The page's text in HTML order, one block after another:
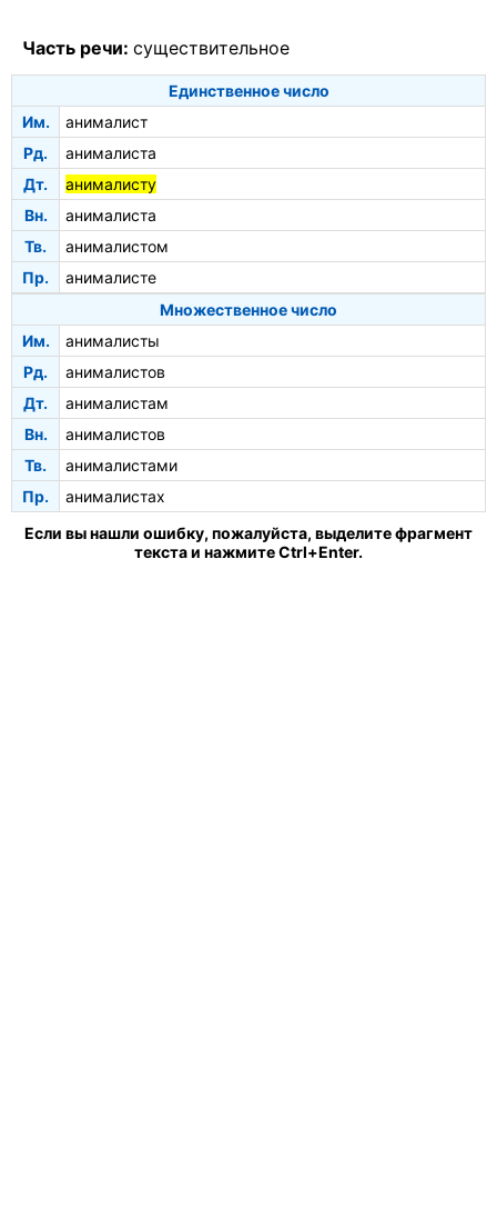
Часть речи: существительное
Единственное число
Им.
анималист
Рд.
анималиста
Дт.
анималисту
Вн.
анималиста
Тв.
анималистом
Пр.
анималисте
Множественное число
Им.
анималисты
Рд.
анималистов
Дт.
анималистам
Вн.
анималистов
Тв.
анималистами
Пр.
анималистах
Если вы нашли ошибку, пожалуйста, выделите фрагмент
текста и нажмите Ctrl+Enter.